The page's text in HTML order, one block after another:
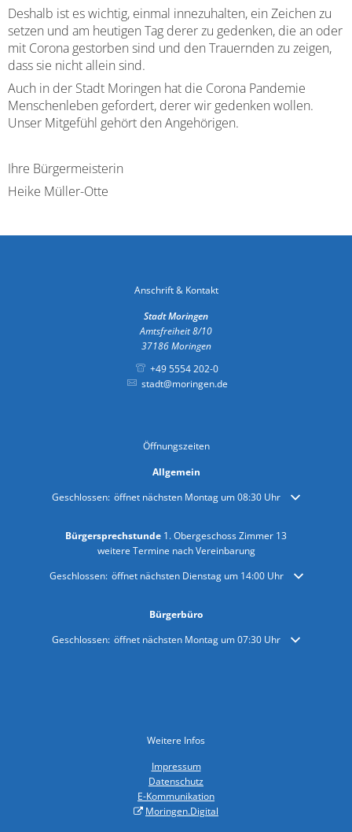
Deshalb ist es wichtig, einmal innezuhalten, ein Zeichen zu
setzen und am heutigen Tag derer zu gedenken, die an oder
mit Corona gestorben sind und den Trauernden zu zeigen,
dass sie nicht allein sind.
Auch in der Stadt Moringen hat die Corona Pandemie
Menschenleben gefordert, derer wir gedenken wollen.
Unser Mitgefühl gehört den Angehörigen.
Ihre Bürgermeisterin
Heike Müller-Otte
Anschrift & Kontakt
Stadt Moringen
Amtsfreiheit 8/10
37186 Moringen
+49 5554 202-0
stadt@moringen.de
Öffnungszeiten
Allgemein
Klicken, um weitere Öffnungs- oder Schließzeiten auszublenden
Geschlossen: öffnet nächsten Montag um 08:30 Uhr
Bürgersprechstunde 1. Obergeschoss Zimmer 13
weitere Termine nach Vereinbarung
Klicken, um weitere Öffnungs- oder Schließzeiten auszublenden
Geschlossen: öffnet nächsten Dienstag um 14:00 Uhr
Bürgerbüro
Klicken, um weitere Öffnungs- oder Schließzeiten auszublenden
Geschlossen: öffnet nächsten Montag um 07:30 Uhr
Weitere Infos
Impressum
Datenschutz
E-Kommunikation
Moringen.Digital